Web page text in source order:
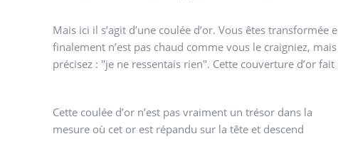
Mais ici il s’agit d’une coulée d’or. Vous êtes transformée
finalement n’est pas chaud comme vous le craigniez,
précisez : "je ne ressentais rien". Cette couverture d’or
Cette coulée d’or n’est pas vraiment un trésor dans la
mesure où cet or est répandu sur la tête et descend